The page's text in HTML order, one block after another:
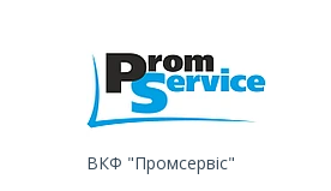
ВКФ "Промсервіс"